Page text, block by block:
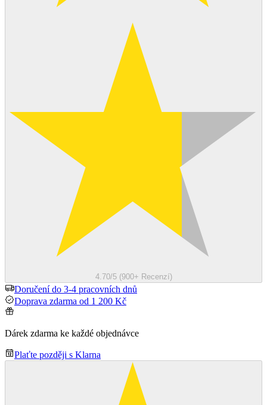
4.70/5 (900+ Recenzí)
Doručení do 3-4 pracovních dnů
Doprava zdarma od 1 200 Kč
Dárek zdarma ke každé objednávce
Plaťte později s Klarna